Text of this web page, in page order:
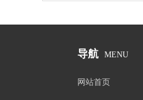
导航 MENU
网站首页